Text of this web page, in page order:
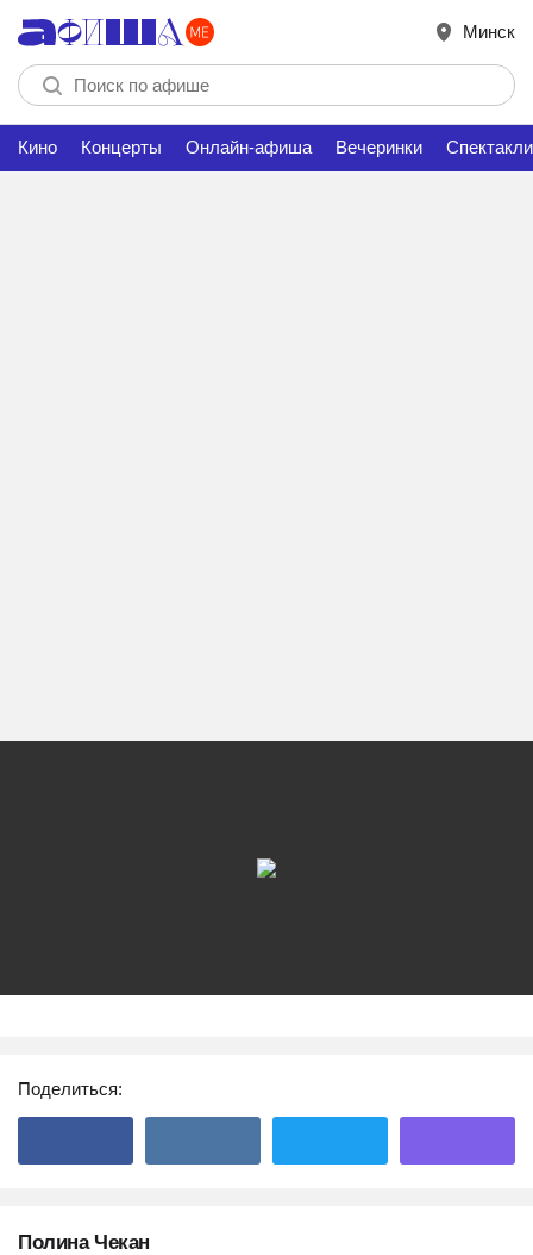
Минск
Кино Концерты Онлайн-афиша Вечеринки Спектакли
Поделиться:
Полина Чекан